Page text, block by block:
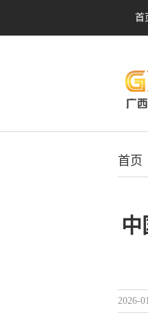
首
首页
中
2026-